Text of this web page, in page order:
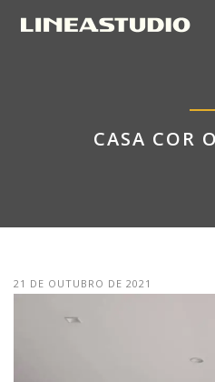
CASA COR
21 DE OUTUBRO DE 2021